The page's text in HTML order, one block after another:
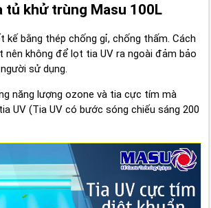
tủ khử trùng Masu 100L
kế bằng thép chống gỉ, chống thấm. Cách
không để lọt tia UV ra ngoài đảm bảo
sử dụng.
năng lượng ozone và tia cực tím mà
UV (Tia UV có bước sóng chiếu sáng 200